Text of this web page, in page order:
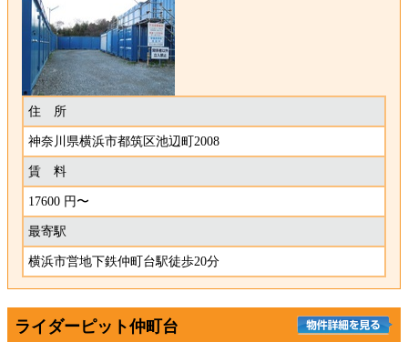
住 所
神奈川県横浜市都筑区池辺町2008
賃 料
17600 円〜
最寄駅
横浜市営地下鉄仲町台駅徒歩20分
ライダーピット仲町台